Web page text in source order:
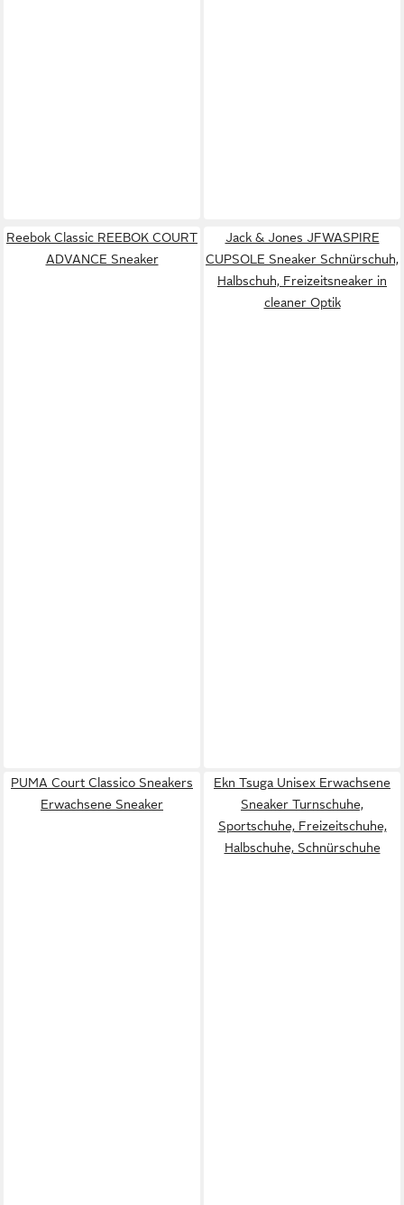
Reebok Classic REEBOK COURT
ADVANCE Sneaker
Jack & Jones JFWASPIRE
CUPSOLE Sneaker Schnürschuh,
Halbschuh, Freizeitsneaker in
cleaner Optik
PUMA Court Classico Sneakers
Erwachsene Sneaker
Ekn Tsuga Unisex Erwachsene
Sneaker Turnschuhe,
Sportschuhe, Freizeitschuhe,
Halbschuhe, Schnürschuhe